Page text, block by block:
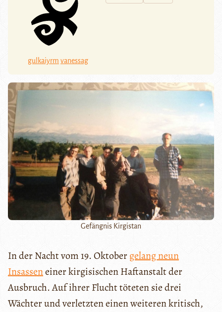
gulkaiyrm vanessag
Gefängnis Kirgistan
In der Nacht vom 19. Oktobergelang neun
Insasseneiner kirgisischen Haftanstalt der
Ausbruch. Auf ihrer Flucht töteten sie drei
Wächter und verletzten einen weiteren kritisch,